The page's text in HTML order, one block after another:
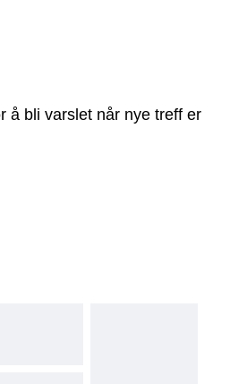
å bli varslet når nye treff er